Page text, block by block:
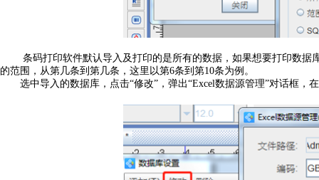
条码打印软件默认导入及打印的是所有的数据，如果想要打印数
的范围，从第几条到第几条，这里以第6条到第10条为例。
选中导入的数据库，点击“修改”，弹出“Excel数据源管理”对话框